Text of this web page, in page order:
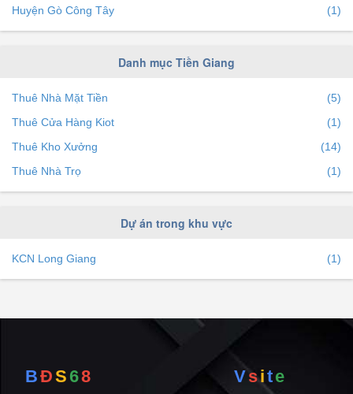
Huyện Gò Công Tây
(1)
Danh mục Tiền Giang
Thuê Nhà Mặt Tiền
(5)
Thuê Cửa Hàng Kiot
(1)
Thuê Kho Xưởng
(14)
Thuê Nhà Trọ
(1)
Dự án trong khu vực
KCN Long Giang (1)
BĐS68 Vsite